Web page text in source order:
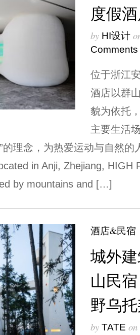
度假
by HI设计
Comments
位于浙江
酒店以群
貌为依托
主要生活
的理念，为热爱运动与自然的
in Anji, Zhejiang, HIGH
by mountains and […]
酒店&民宿
城外
山民
野乌
by TATE on